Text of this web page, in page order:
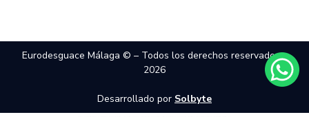
Eurodesguace Málaga © – Todos los derechos reservados –
2026
Desarrollado por Solbyte